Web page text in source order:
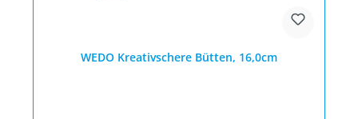
WEDO Kreativschere Bütten, 16,0cm